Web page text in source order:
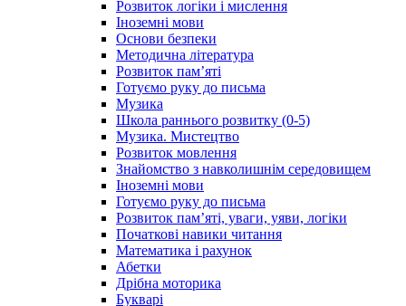
Розвиток логіки і мислення
Іноземні мови
Основи безпеки
Методична література
Розвиток пам’яті
Готуємо руку до письма
Музика
Школа раннього розвитку (0-5)
Музика. Мистецтво
Розвиток мовлення
Знайомство з навколишнім середовищем
Іноземні мови
Готуємо руку до письма
Розвиток пам’яті, уваги, уяви, логіки
Початкові навики читання
Математика і рахунок
Абетки
Дрібна моторика
Букварі